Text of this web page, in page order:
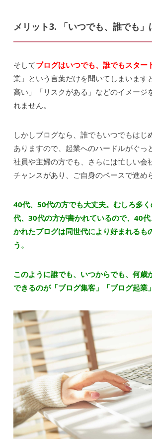
メリット3. 「いつでも、誰でも」
そしてブログはいつでも、誰でもスター
業」という言葉だけを聞いてしまいます
高い」「リスクがある」などのイメージ
れません。
しかしブログなら、誰でもいつでもはじ
ありますので、起業へのハードルがぐっ
社員や主婦の方でも、さらには忙しい会
チャンスがあり、ご自身のペースで進め
40代、50代の方でも大丈夫。むしろ多
代、30代の方が書かれているので、40
かれたブログは同世代により好まれるも
う。
このように誰でも、いつからでも、何歳
できるのが「ブログ集客」「ブログ起業